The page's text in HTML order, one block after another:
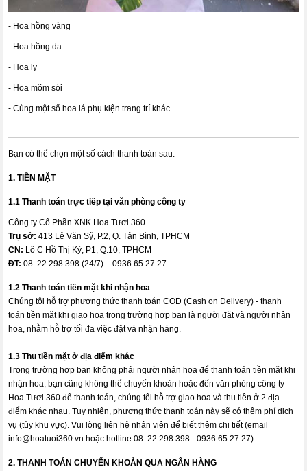
- Hoa hồng vàng
- Hoa hồng da
- Hoa ly
- Hoa mõm sói
- Cùng một số hoa lá phụ kiện trang trí khác
Bạn có thể chọn một số cách thanh toán sau:
1. TIỀN MẶT
1.1 Thanh toán trực tiếp tại văn phòng công ty
Công ty Cổ Phần XNK Hoa Tươi 360
Trụ sở: 413 Lê Văn Sỹ, P.2, Q. Tân Bình, TPHCM
CN: Lô C Hồ Thị Kỷ, P1, Q.10, TPHCM
ĐT: 08. 22 298 398 (24/7) - 0936 65 27 27
1.2 Thanh toán tiền mặt khi nhận hoa
Chúng tôi hỗ trợ phương thức thanh toán COD (Cash on Delivery) - thanh
toán tiền mặt khi giao hoa trong trường hợp bạn là người đặt và người nhận
hoa, nhằm hỗ trợ tối đa việc đặt và nhận hàng.
1.3 Thu tiền mặt ở địa điểm khác
Trong trường hợp bạn không phải người nhận hoa để thanh toán tiền mặt khi
nhận hoa, bạn cũng không thể chuyển khoản hoặc đến văn phòng công ty
Hoa Tươi 360 để thanh toán, chúng tôi hỗ trợ giao hoa và thu tiền ở 2 địa
điểm khác nhau. Tuy nhiên, phương thức thanh toán này sẽ có thêm phí dịch
vụ (tùy khu vực). Vui lòng liên hệ nhân viên để biết thêm chi tiết (email
info@hoatuoi360.vn hoặc hotline 08. 22 298 398 - 0936 65 27 27)
2. THANH TOÁN CHUYỂN KHOẢN QUA NGÂN HÀNG